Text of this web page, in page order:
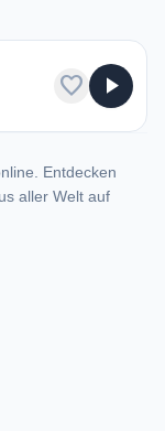
favorite play_arrow
Entdecken
aller Welt auf